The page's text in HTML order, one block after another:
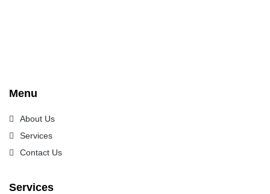
Menu
About Us
Services
Contact Us
Services